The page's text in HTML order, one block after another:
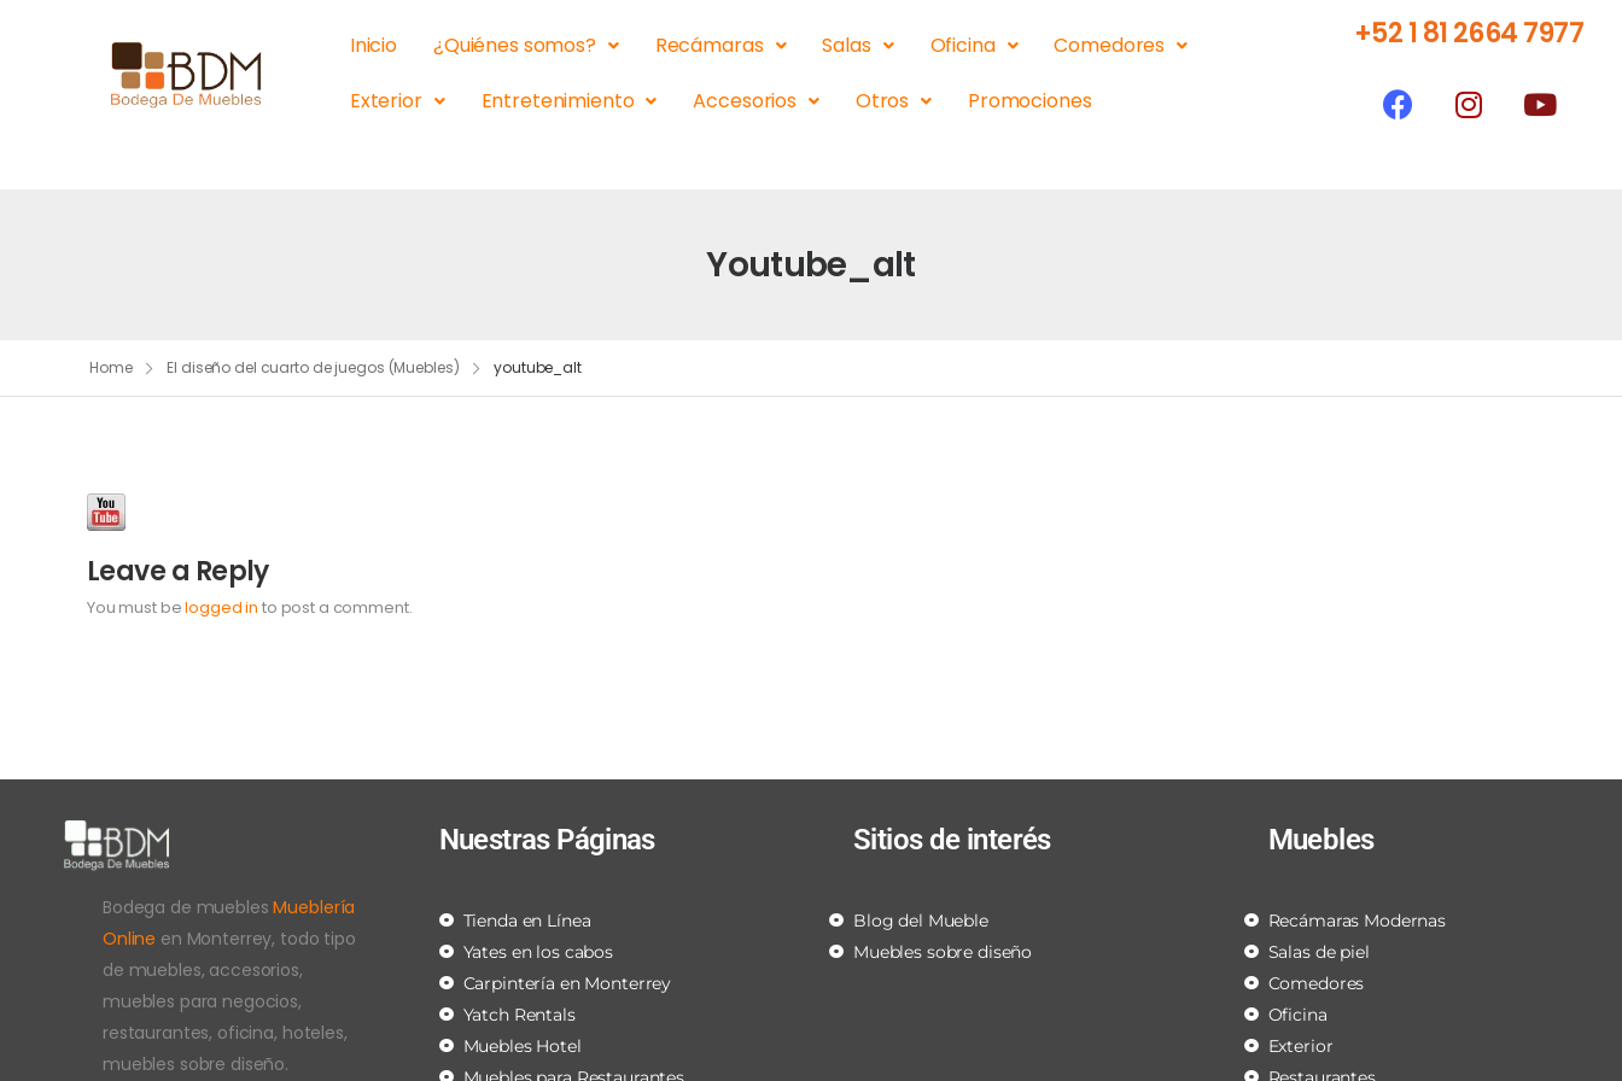
Inicio ¿Quiénes somos? Recámaras Salas Oficina
Comedores
Exterior
Entretenimiento Accesorios Otros Promociones
+52 1 81 2664 7977
Youtube_alt
Home El diseño del cuarto de juegos (Muebles) youtube_alt
Leave a Reply
You must belogged in to post a comment.
Bodega de mueblesMueblería
Online en Monterrey, todo tipo
de muebles, accesorios,
muebles para negocios,
restaurantes, oficina, hoteles,
muebles sobre diseño.
Nuestras Páginas
Tienda en Línea
Yates en los cabos
Carpintería en Monterrey
Yatch Rentals
Muebles Hotel
Sitios de interés
Blog del Mueble
Muebles sobre diseño
Muebles
Recámaras Modernas
Salas de piel
Comedores
Oficina
Exterior